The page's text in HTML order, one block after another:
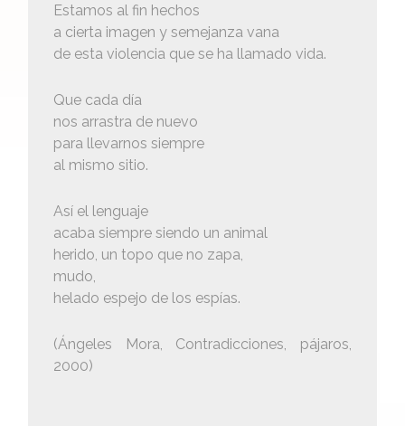
Estamos al fin hechos
a cierta imagen y semejanza vana
de esta violencia que se ha llamado vida.
Que cada día
nos arrastra de nuevo
para llevarnos siempre
al mismo sitio.
Así el lenguaje
acaba siempre siendo un animal
herido, un topo que no zapa,
mudo,
helado espejo de los espías.
(Ángeles Mora, Contradicciones, pájaros,
2000)